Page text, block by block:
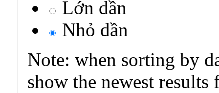
Lớn dần
Nhỏ dần
Note: when sorting by
show the newest results